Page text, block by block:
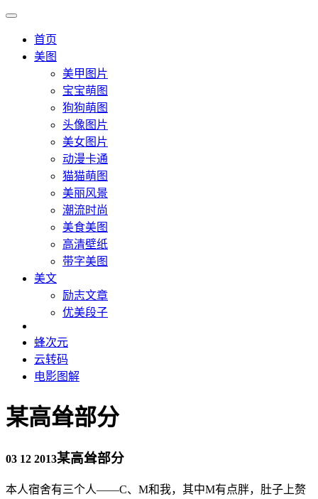
首页
美图
美甲图片
宝宝萌图
狗狗萌图
头像图片
美女图片
动漫卡通
猫猫萌图
美丽风景
潮流时尚
美食美图
高清壁纸
带字美图
美文
励志文章
优美段子
蜂次元
云转码
电影图解
某高耸部分
03 12 2013某高耸部分
本人宿舍有三个人——C、M和我，其中M有点胖，肚子上赘